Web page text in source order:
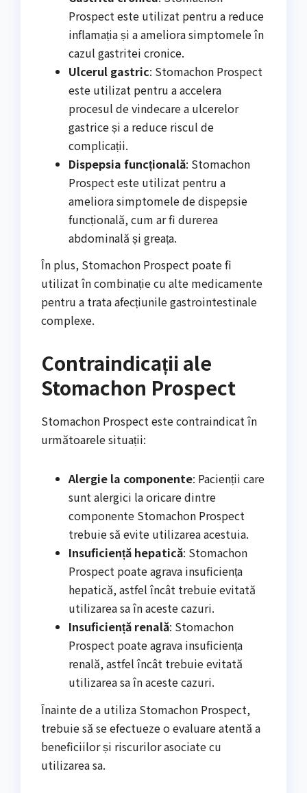
Prospect este utilizat pentru a reduce
inflamația și a ameliora simptomele în
cazul gastritei cronice.
Ulcerul gastric: Stomachon Prospect
este utilizat pentru a accelera
procesul de vindecare a ulcerelor
gastrice și a reduce riscul de
complicații.
Dispepsia funcțională: Stomachon
Prospect este utilizat pentru a
ameliora simptomele de dispepsie
funcțională, cum ar fi durerea
abdominală și greața.
În plus, Stomachon Prospect poate fi
utilizat în combinație cu alte medicamente
pentru a trata afecțiunile gastrointestinale
complexe.
Contraindicații ale
Stomachon Prospect
Stomachon Prospect este contraindicat în
următoarele situații:
Alergie la componente: Pacienții care
sunt alergici la oricare dintre
componente Stomachon Prospect
trebuie să evite utilizarea acestuia.
Insuficiență hepatică: Stomachon
Prospect poate agrava insuficiența
hepatică, astfel încât trebuie evitată
utilizarea sa în aceste cazuri.
Insuficiență renală: Stomachon
Prospect poate agrava insuficiența
renală, astfel încât trebuie evitată
utilizarea sa în aceste cazuri.
Înainte de a utiliza Stomachon Prospect,
trebuie să se efectueze o evaluare atentă a
beneficiilor și riscurilor asociate cu
utilizarea sa.